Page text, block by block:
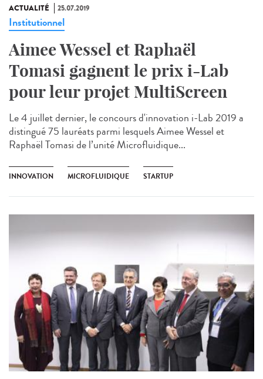
ACTUALITÉ 25.07.2019
Institutionnel
Aimee Wessel et Raphaël
Tomasi gagnent le prix i-Lab
pour leur projet MultiScreen
Le 4 juillet dernier, le concours d'innovation i-Lab 2019 a
distingué 75 lauréats parmi lesquels Aimee Wessel et
Raphaël Tomasi de l’unité Microfluidique...
INNOVATION MICROFLUIDIQUE STARTUP